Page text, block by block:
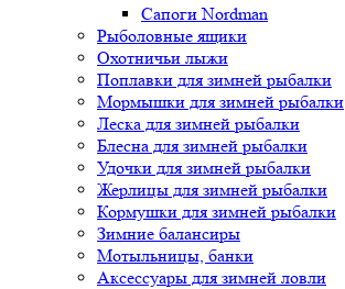
Сапоги Nordman
Рыболовные ящики
Охотничьи лыжи
Поплавки для зимней рыбалки
Мормышки для зимней рыбалки
Леска для зимней рыбалки
Блесна для зимней рыбалки
Удочки для зимней рыбалки
Жерлицы для зимней рыбалки
Кормушки для зимней рыбалки
Зимние балансиры
Мотыльницы, банки
Аксессуары для зимней ловли